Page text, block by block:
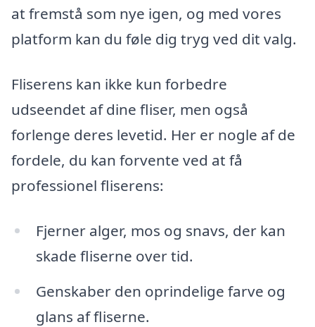
at fremstå som nye igen, og med vores
platform kan du føle dig tryg ved dit valg.
Fliserens kan ikke kun forbedre
udseendet af dine fliser, men også
forlenge deres levetid. Her er nogle af de
fordele, du kan forvente ved at få
professionel fliserens:
Fjerner alger, mos og snavs, der kan
skade fliserne over tid.
Genskaber den oprindelige farve og
glans af fliserne.